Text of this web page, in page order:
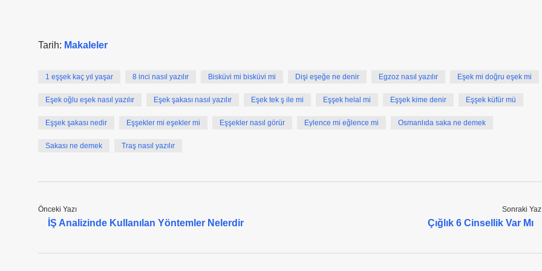
Tarih: Makaleler
1 eşşek kaç yıl yaşar 8 inci nasıl yazılır Bisküvi mi bisküvi mi Dişi eşeğe ne denir Egzoz nasıl yazılır Eşek mi doğru eşek mi
Eşek oğlu eşek nasıl yazılır Eşek şakası nasıl yazılır Eşek tek ş ile mi Eşşek helal mi Eşşek kime denir Eşşek küfür mü
Eşşek şakası nedir Eşşekler mi eşekler mi Eşşekler nasıl görür Eylence mi eğlence mi Osmanlıda saka ne demek
Sakası ne demek Traş nasıl yazılır
Önceki Yazı
İŞ Analizinde Kullanılan Yöntemler Nelerdir
Sonraki
Çığlık 6 Cinsellik Var Mı